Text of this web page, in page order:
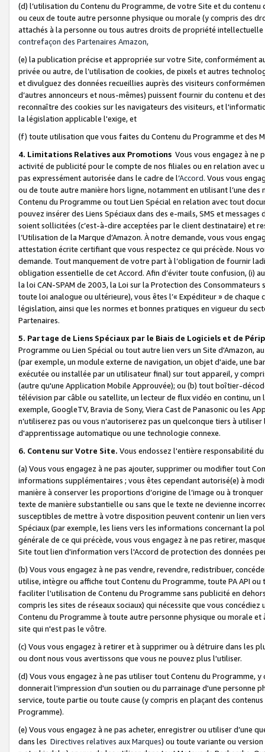
(d) l’utilisation du Contenu du Programme, de votre Site et du
ou ceux de toute autre personne physique ou morale (y compris des
attachés à la personne ou tous autres droits de propriété
contrefaçon des Partenaires Amazon,
(e) la publication précise et appropriée sur votre Site, conformément
privée ou autre, de l’utilisation de cookies, de pixels et autres
et divulguez des données recueillies auprès des visiteurs
d’autres annonceurs et nous-mêmes) puissent fournir du contenu et
reconnaître des cookies sur les navigateurs des visiteurs, et
la législation applicable l'exige, et
(f) toute utilisation que vous faites du Contenu du Programme et des
4. Limitations Relatives aux Promotions Vous vous engagez à ne
activité de publicité pour le compte de nos filiales ou en relation avec
pas expressément autorisée dans le cadre de l’Accord. Vous vous
ou de toute autre manière hors ligne, notamment en utilisant l’une
Contenu du Programme ou tout Lien Spécial en relation avec tout
pouvez insérer des Liens Spéciaux dans des e-mails, SMS et
soient sollicitées (c’est-à-dire acceptées par le client destinataire) et
l’Utilisation de la Marque d’Amazon. À notre demande, vous vous
attestation écrite certifiant que vous respectez ce qui précède. Nous
demande. Tout manquement de votre part à l’obligation de fournir
obligation essentielle de cet Accord. Afin d’éviter toute confusion, (i)
la loi CAN-SPAM de 2003, la Loi sur la Protection des
toute loi analogue ou ultérieure), vous êtes l’« Expéditeur » de
législation, ainsi que les normes et bonnes pratiques en vigueur du
Partenaires.
5. Partage de Liens Spéciaux par le Biais de Logiciels et de
Programme ou Lien Spécial ou tout autre lien vers un Site d'Amazon,
(par exemple, un module externe de navigation, un objet d'aide, une
exécutée ou installée par un utilisateur final) sur tout appareil, y
(autre qu'une Application Mobile Approuvée); ou (b) tout boîtier-
télévision par câble ou satellite, un lecteur de flux vidéo en continu,
exemple, GoogleTV, Bravia de Sony, Viera Cast de Panasonic ou les
n’utiliserez pas ou vous n’autoriserez pas un quelconque tiers à
d'apprentissage automatique ou une technologie connexe.
6. Contenu sur Votre Site. Vous endossez l'entière responsabilité
(a) Vous vous engagez à ne pas ajouter, supprimer ou modifier tout
informations supplémentaires ; vous êtes cependant autorisé(e) à
manière à conserver les proportions d’origine de l’image ou à
texte de manière substantielle ou sans que le texte ne devienne
susceptibles de mettre à votre disposition peuvent contenir un lien
Spéciaux (par exemple, les liens vers les informations concernant la
générale de ce qui précède, vous vous engagez à ne pas retirer,
Site tout lien d'information vers l'Accord de protection des données
(b) Vous vous engagez à ne pas vendre, revendre, redistribuer,
utilise, intègre ou affiche tout Contenu du Programme, toute PA API
faciliter l'utilisation de Contenu du Programme sans publicité en
compris les sites de réseaux sociaux) qui nécessite que vous
Contenu du Programme à toute autre personne physique ou morale
site qui n'est pas le vôtre.
(c) Vous vous engagez à retirer et à supprimer ou à détruire dans les
ou dont nous vous avertissons que vous ne pouvez plus l'utiliser.
(d) Vous vous engagez à ne pas utiliser tout Contenu du Programme,
donnerait l'impression d'un soutien ou du parrainage d'une personne
service, toute partie ou toute cause (y compris en plaçant des
Programme).
(e) Vous vous engagez à ne pas acheter, enregistrer ou utiliser d’une
dans les Directives relatives aux Marques) ou toute variante ou